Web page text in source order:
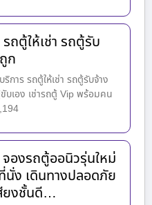
รถตู้ให้เช่า รถตู้รับ
ก
ริการ รถตู้ให้เช่า รถตู้รับจ้าง
บเอง เช่ารถตู้ Vip พร้อมคน
องรถตู้ออนิวรุ่นใหม่
ง เดินทางปลอดภัย
ยงชั้นดี…